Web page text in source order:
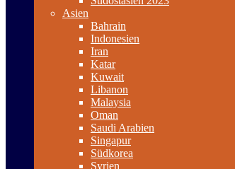
Asien
Bahrain
Indonesien
Iran
Katar
Kuwait
Libanon
Malaysia
Oman
Saudi Arabien
Singapur
Südkorea
Syrien